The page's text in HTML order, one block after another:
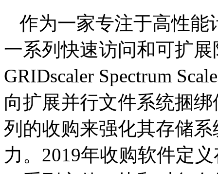
作为一家专注于高性能
一系列快速访问和可扩
GRIDscaler Spectrum
向扩展并行文件系统捆
列的收购来强化其存储
力。2019年收购软件定